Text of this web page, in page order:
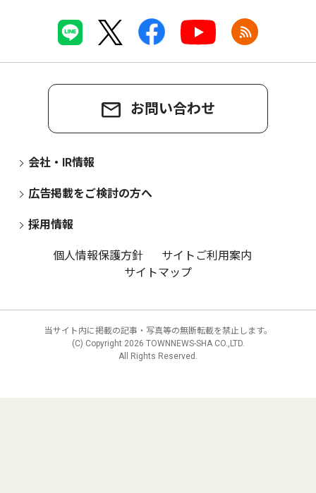
お問い合わせ
会社・IR情報
広告掲載をご検討の方へ
採用情報
個人情報保護方針
サイトご利用案内
サイトマップ
当サイト内に掲載の記事・写真等の無断転載を禁止します。
(C) Copyright 2026 TOWNNEWS-SHA CO.,LTD.
All Rights Reserved.